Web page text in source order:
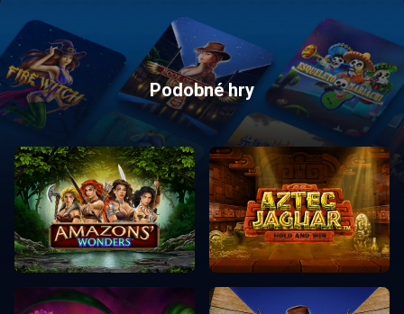
Podobné hry